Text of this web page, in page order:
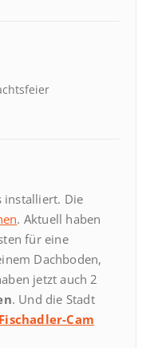
installiert. Die
. Aktuell haben
für eine
Dachboden,
jetzt auch 2
. Und die Stadt
Fischadler-Cam